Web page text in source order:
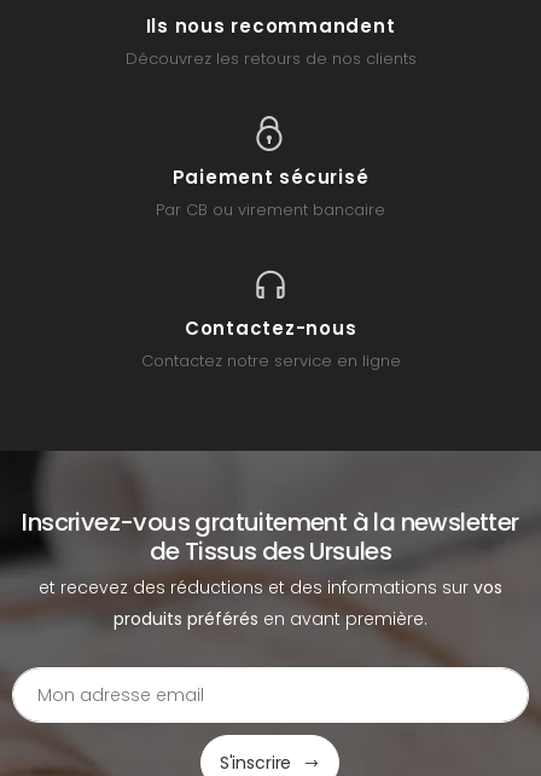
Ils nous recommandent
Découvrez les retours de nos clients
Paiement sécurisé
Par CB ou virement bancaire
Contactez-nous
Contactez notre service en ligne
Inscrivez-vous gratuitement à la newsletter
de Tissus des Ursules
et recevez des réductions et des informations sur vos
produits préférés en avant première.
S'inscrire